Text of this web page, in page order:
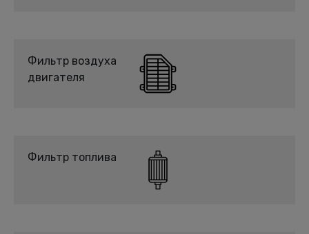
Фильтр воздуха
двигателя
Фильтр топлива